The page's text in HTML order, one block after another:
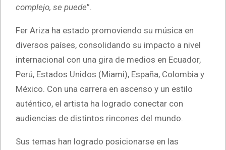
complejo, se puede”.
Fer Ariza ha estado promoviendo su música en
diversos países, consolidando su impacto a nivel
internacional con una gira de medios en Ecuador,
Perú, Estados Unidos (Miami), España, Colombia y
México. Con una carrera en ascenso y un estilo
auténtico, el artista ha logrado conectar con
audiencias de distintos rincones del mundo.
Sus temas han logrado posicionarse en las